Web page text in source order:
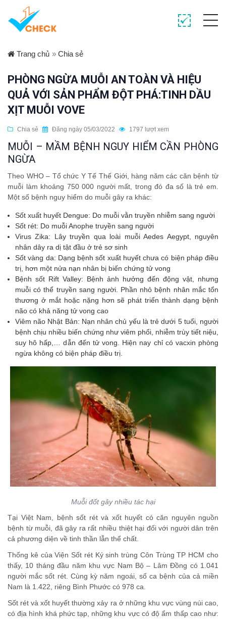
Trang chủ » Chia sẻ
PHÒNG NGỪA MUỖI AN TOÀN VÀ HIỆU
QUẢ VỚI SẢN PHẨM ĐỘT PHÁ:TINH DẦU
XỊT MUỖI VOVE
Chia sẻ Đăng ngày 05/03/2022 1797 lượt xem
MUỖI – MẦM BỆNH NGUY HIỂM CẦN PHÒNG
NGỪA
Theo WHO – Tổ chức Y Tế Thế Giới, hàng năm các căn bệnh từ
muỗi làm khoảng 750 000 người mất, trong đó đa số là trẻ em.
Một số bệnh nguy hiểm do muỗi gây ra khác:
Sốt xuất huyết Dengue: Do muỗi vằn truyền nhiễm sang người
Sốt rét: Do muỗi Anophe truyền sang người
Virus Zika: Lây truyền qua loài muỗi Aedes Aegypt, nguyên
nhân dây ra dị tật đầu ở trẻ sơ sinh
Sốt vàng da: Dạng bệnh sốt xuất huyết chưa có biện pháp điều
trị, hơn một nửa nạn nhân bị biến chứng tử vong
Bệnh sốt Rift Valley: Bệnh ảnh hưởng đến động vật, nhưng
muỗi có thể truyền sang người. Phần nhỏ bệnh nhân mắc tổn
thương ở mắt hoặc nặng hơn sẽ phát triển thành dạng bệnh
não có khả năng tử vong cao
Viêm não Nhật Bản: Nạn nhân chủ yếu là trẻ dưới 5 tuổi, người
bệnh chịu nhiều biến chứng như viêm phổi, nhiễm trùy tiết niệu,
suy hô hấp,… dẫn đến tử vong. Hiện nay chỉ có vacxin phòng
ngừa không có biện pháp điều trị.
Muỗi đốt gây nhiều tác hại
Tại Việt Nam, bệnh sốt rét và xốt huyết có căn nguyên nguồn
bệnh từ muỗi, đã gây ra rất nhiều thiệt hại đối với người dân trên
cả phương diện về tinh thần lẫn thể chất.
Thống kê của Viện Sốt rét Ký sinh trùng Côn Trùng TP HCM cho
thấy, 10 tháng đầu năm khu vực Nam Bộ – Lâm Đồng có 1.041
người mắc sốt rét. Cùng kỳ năm ngoái, số ca bệnh của cả miền
Nam là 1.422, riêng Bình Phước có 978 ca.
Sốt rét và xốt huyết thường xảy ra ở những khu vực vùng núi cao,
có địa hình khá phức tạp, những khu vực có độ ẩm thấp cao như: